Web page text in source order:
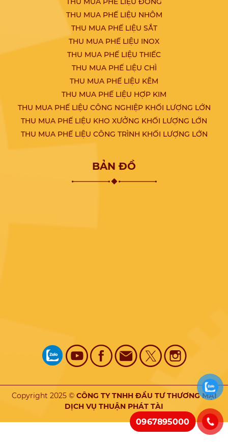
THU MUA PHẾ LIỆU NHÔM
THU MUA PHẾ LIỆU SẮT
THU MUA PHẾ LIỆU INOX
THU MUA PHẾ LIỆU THIẾC
THU MUA PHẾ LIỆU CHÌ
THU MUA PHẾ LIỆU KẼM
THU MUA PHẾ LIỆU HỢP KIM
THU MUA PHẾ LIỆU CÔNG NGHIỆP KHỐI LƯỢNG LỚN
THU MUA PHẾ LIỆU KHO XƯỞNG KHỐI LƯỢNG LỚN
THU MUA PHẾ LIỆU CÔNG TRÌNH KHỐI LƯỢNG LỚN
BẢN ĐỒ
Copyright 2025 © CÔNG TY TNHH ĐẦU TƯ THƯƠNG MẠI
DỊCH VỤ THUẬN PHÁT TÀI
0967895000